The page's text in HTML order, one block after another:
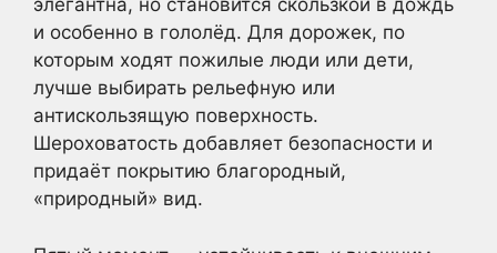
элегантна, но становится скользкой в дождь
и особенно в гололёд. Для дорожек, по
которым ходят пожилые люди или дети,
лучше выбирать рельефную или
антискользящую поверхность.
Шероховатость добавляет безопасности и
придаёт покрытию благородный,
«природный» вид.